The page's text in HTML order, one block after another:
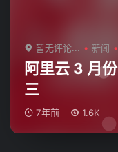
暂无评论... 新闻
阿里云 3 月
三
7年前 1.6K